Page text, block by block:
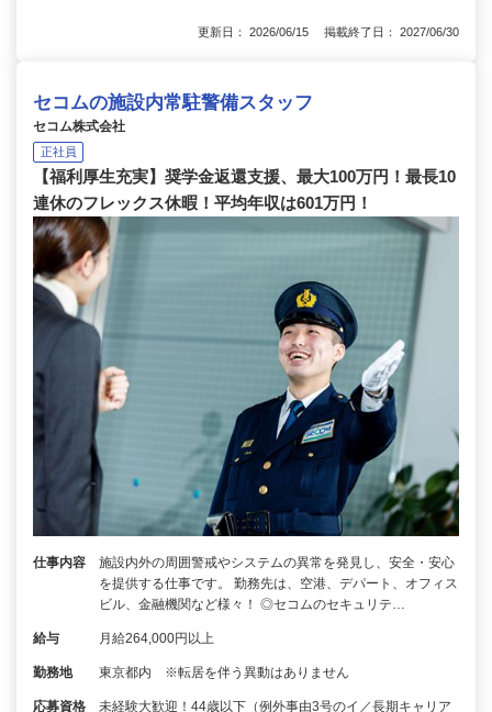
更新日： 2026/06/15 掲載終了日： 2027/06/30
セコムの施設内常駐警備スタッフ
セコム株式会社
正社員
【福利厚生充実】奨学金返還支援、最大100万円！最長10
連休のフレックス休暇！平均年収は601万円！
仕事内容
施設内外の周囲警戒やシステムの異常を発見し、安全・安心
を提供する仕事です。 勤務先は、空港、デパート、オフィス
ビル、金融機関など様々！ ◎セコムのセキュリテ…
給与 月給264,000円以上
勤務地 東京都内 ※転居を伴う異動はありません
応募資格 未経験大歓迎！44歳以下（例外事由3号のイ／長期キャリア